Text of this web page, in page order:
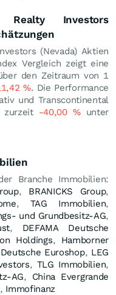
Realty Investors
(Nevada) Aktien
Vergleich zeigt eine
den Zeitraum von 1
%. Die Performance
und Transcontinental
zurzeit -40,00 %unter
Branche Immobilien:
, BRANICKS Group,
, TAG Immobilien,
und Grundbesitz-AG,
, DEFAMA Deutsche
Holdings, Hamborner
Deutsche Euroshop, LEG
, TLG Immobilien,
AG, China Evergrande
, Immofinanz